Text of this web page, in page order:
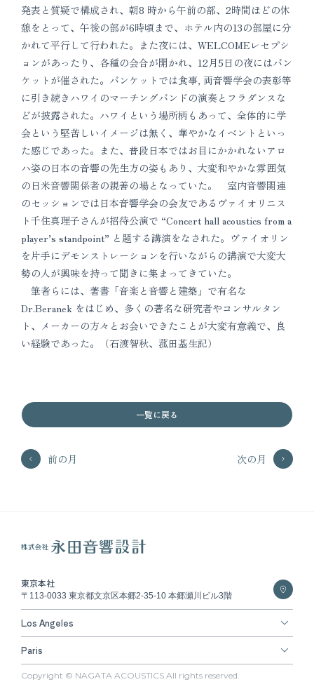
発表と質疑で構成され、朝8 時から午前の部、2時間ほどの休
憩をとって、午後の部が6時頃まで、ホテル内の13の部屋に分
かれて平行して行われた。また夜には、WELCOMEレセプシ
ョンがあったり、各種の会合が開かれ、12月5日の夜にはバン
ケットが催された。バンケットでは食事, 両音響学会の表彰等
に引き続きハワイのマーチングバンドの演奏とフラダンスな
どが披露された。ハワイという場所柄もあって、全体的に学
会という堅苦しいイメージは無く、華やかなイベントといっ
た感じであった。また、普段日本ではお目にかかれないアロ
ハ姿の日本の音響の先生方の姿もあり、大変和やかな雰囲気
の日米音響関係者の親善の場となっていた。 室内音響関連
のセッションでは日本音響学会の会友であるヴァイオリニス
ト千住真理子さんが招待公演で “Concert hall acoustics from a
player’s standpoint” と題する講演をなされた。ヴァイオリン
を片手にデモンストレーションを行いながらの講演で大変大
勢の人が興味を持って聞きに集まってきていた。
筆者らには、著書「音楽と音響と建築」で有名な
Dr.Beranek をはじめ、多くの著名な研究者やコンサルタン
ト、メーカーの方々とお会いできたことが大変有意義で、良
い経験であった。（石渡智秋、菰田基生記）
前の月
一覧に戻る
次の月
東京本社
〒113-0033 東京都文京区本郷2-35-10 本郷瀬川ビル3階
Los Angeles
Paris
Copyright © NAGATA ACOUSTICS All rights reserved.